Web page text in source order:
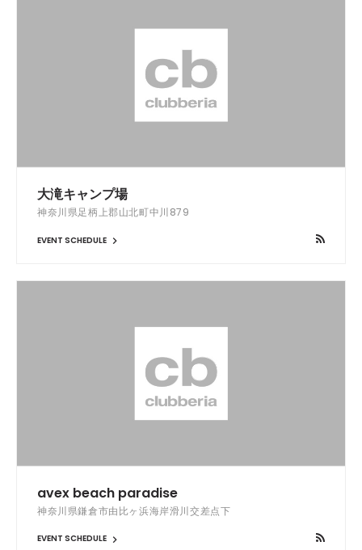
大滝キャンプ場
神奈川県足柄上郡山北町中川879
EVENT SCHEDULE
avex beach paradise
神奈川県鎌倉市由比ヶ浜海岸滑川交差点下
EVENT SCHEDULE